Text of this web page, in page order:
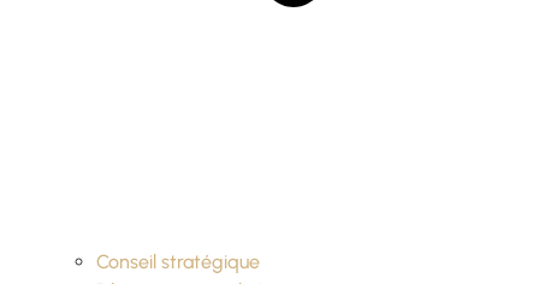
Conseil stratégique